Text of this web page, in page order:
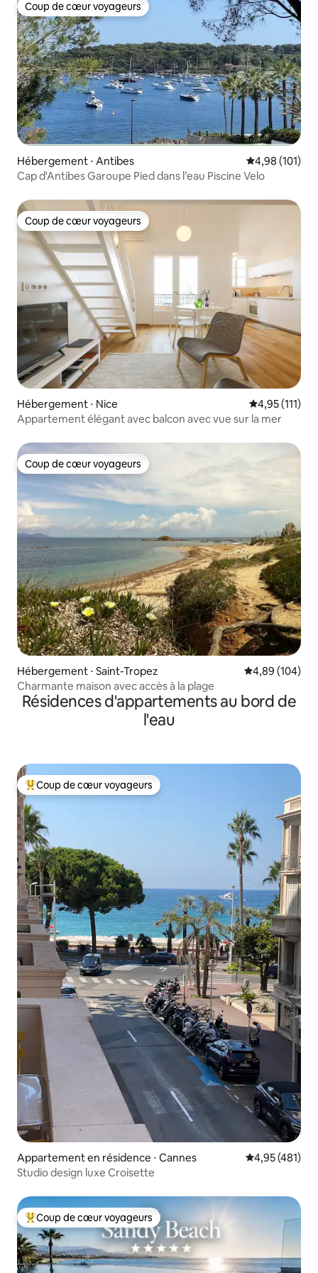
Coup de cœur voyageurs
Coup de cœur voyageurs
Hébergement ⋅ Antibes Évaluation
4,98 (101)
Cap d'Antibes Garoupe Pied dans l’eau Piscine Velo
Coup de cœur voyageurs
Coup de cœur voyageurs
Hébergement ⋅ Nice Évaluation
4,95 (111)
Appartement élégant avec balcon avec vue sur la mer
Coup de cœur voyageurs
Coup de cœur voyageurs
Hébergement ⋅ Saint-Tropez Évaluation
4,89 (104)
Charmante maison avec accès à la plage
Résidences d'appartements au bord de
l'eau
Coups de cœur voyageurs les plus appréciés
Coup de cœur voyageurs
Appartement en résidence ⋅ Cannes Évaluation
4,95 (481)
Studio design luxe Croisette
Coups de cœur voyageurs les plus appréciés
Coup de cœur voyageurs